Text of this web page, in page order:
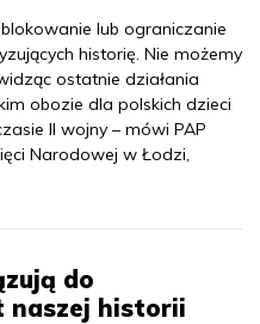
lub ograniczanie
historię. Nie możemy
ostatnie działania
obozie dla polskich dzieci
II wojny – mówi PAP
Narodowej w Łodzi,
do
naszej historii